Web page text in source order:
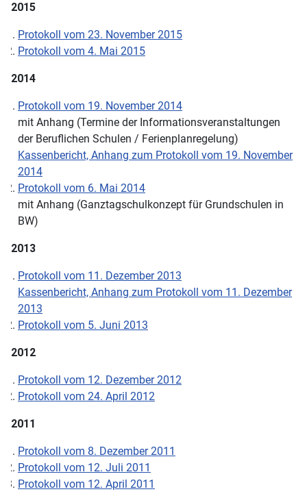
2015
Protokoll vom 23. November 2015
Protokoll vom 4. Mai 2015
2014
Protokoll vom 19. November 2014
mit Anhang (Termine der Informationsveranstaltungen
der Beruflichen Schulen / Ferienplanregelung)
Kassenbericht, Anhang zum Protokoll vom 19. November
2014
Protokoll vom 6. Mai 2014
mit Anhang (Ganztagschulkonzept für Grundschulen in
BW)
2013
Protokoll vom 11. Dezember 2013
Kassenbericht, Anhang zum Protokoll vom 11. Dezember
2013
Protokoll vom 5. Juni 2013
2012
Protokoll vom 12. Dezember 2012
Protokoll vom 24. April 2012
2011
Protokoll vom 8. Dezember 2011
Protokoll vom 12. Juli 2011
Protokoll vom 12. April 2011